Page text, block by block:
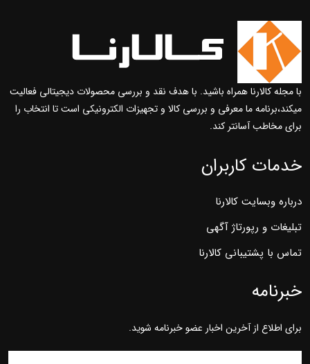
با مجله کالارنا همراه باشید. با هدف نقد و بررسی محصولات دیجیتالی فعالیت
میکند،برنامه ما معرفی و بررسی کالا و تجهیزات الکترونیکی است تا انتخاب را
برای مخاطب آسانتر کند.
خدمات کاربران
درباره وبسایت کالارنا
تبلیغات و رپورتاژ آگهی
تماس با پشتیبانی کالارنا
خبرنامه
برای اطلاع از آخرین اخبار عضو خبرنامه شوید.